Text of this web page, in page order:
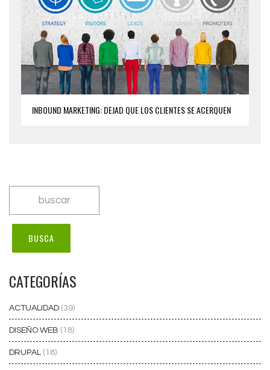
INBOUND MARKETING: DEJAD QUE LOS CLIENTES SE ACERQUEN
CATEGORÍAS
ACTUALIDAD (39)
DISEÑO WEB (18)
DRUPAL (18)